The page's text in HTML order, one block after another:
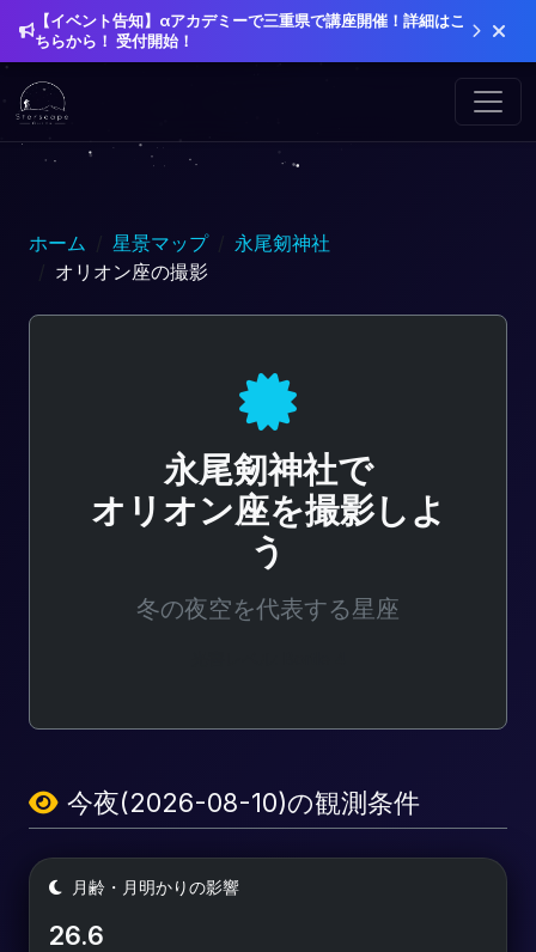
【イベント告知】αアカデミーで三重県で講座開催！詳細はこ
ちらから！ 受付開始！
ホーム 星景マップ
永尾剱神社
オリオン座の撮影
永尾剱神社で
オリオン座を撮影しよ
う
冬の夜空を代表する星座
今夜(2026-08-10)の観測条件
月齢・月明かりの影響
26.6